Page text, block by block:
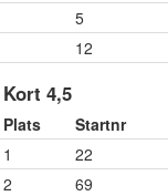
5
12
Kort 4,5
Plats Startnr
1
22
2
69